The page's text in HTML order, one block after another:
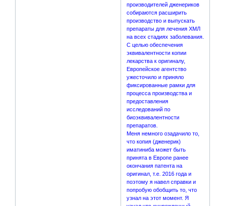
производителей дженериков
собираются расширить
производство и выпускать
препараты для лечения ХМЛ
на всех стадиях заболевания.
С целью обеспечения
эквивалентности копии
лекарства к оригиналу,
Европейское агентство
ужесточило и приняло
фиксированные рамки для
процесса производства и
предоставления
исследований по
биоэквивалентности
препаратов.
Меня немного озадачило то,
что копия (дженерик)
иматиниба может быть
принята в Европе ранее
окончания патента на
оригинал, т.е. 2016 года и
поэтому я навел справки и
попробую обобщить то, что
узнал на этот момент. Я